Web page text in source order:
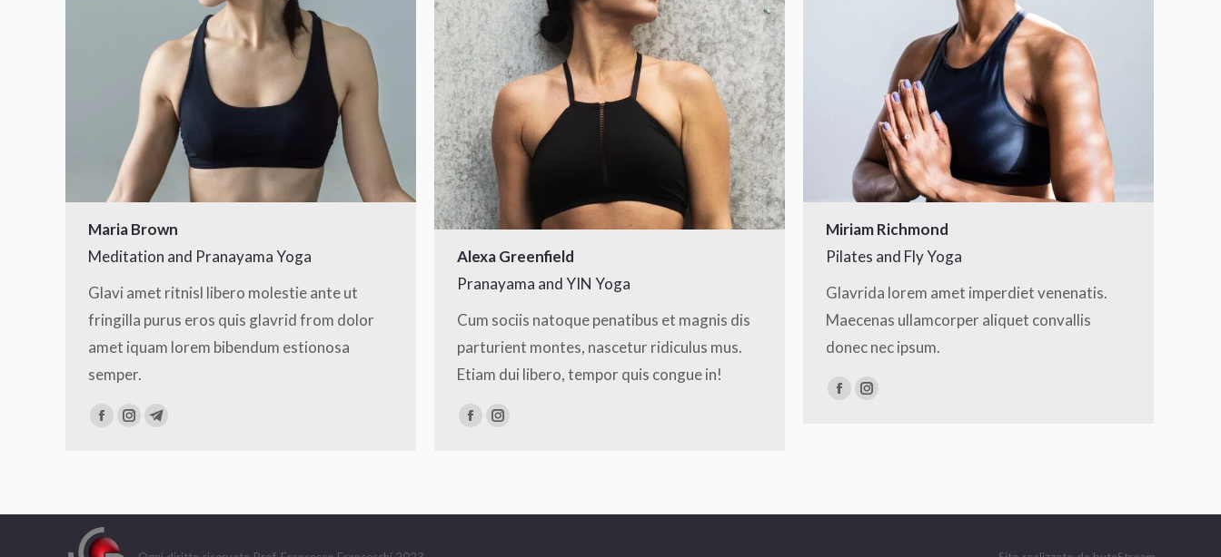
Maria Brown
Meditation and Pranayama Yoga
Glavi amet ritnisl libero molestie ante ut
fringilla purus eros quis glavrid from dolor
amet iquam lorem bibendum estionosa
semper.
Facebook
Instagram
Telegram
Miriam Richmond
Pilates and Fly Yoga
Glavrida lorem amet imperdiet venenatis.
Maecenas ullamcorper aliquet convallis
donec nec ipsum.
FacebookInstagram
Alexa Greenfield
Pranayama and YIN Yoga
Cum sociis natoque penatibus et magnis dis
parturient montes, nascetur ridiculus mus.
Etiam dui libero, tempor quis congue in!
FacebookInstagram